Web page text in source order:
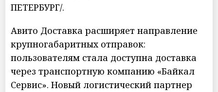
ПЕТЕРБУРГ/.
Авито Доставка расширяет направление
крупногабаритных отправок:
пользователям стала доступна доставка
через транспортную компанию «Байкал
Сервис». Новый логистический партнер